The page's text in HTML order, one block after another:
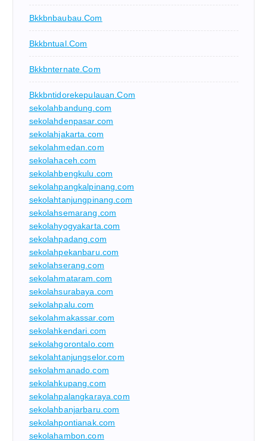
Bkkbnbaubau.com
Bkkbntual.com
Bkkbnternate.com
Bkkbntidorekepulauan.com
sekolahbandung.com
sekolahdenpasar.com
sekolahjakarta.com
sekolahmedan.com
sekolahaceh.com
sekolahbengkulu.com
sekolahpangkalpinang.com
sekolahtanjungpinang.com
sekolahsemarang.com
sekolahyogyakarta.com
sekolahpadang.com
sekolahpekanbaru.com
sekolahserang.com
sekolahmataram.com
sekolahsurabaya.com
sekolahpalu.com
sekolahmakassar.com
sekolahkendari.com
sekolahgorontalo.com
sekolahtanjungselor.com
sekolahmanado.com
sekolahkupang.com
sekolahpalangkaraya.com
sekolahbanjarbaru.com
sekolahpontianak.com
sekolahambon.com